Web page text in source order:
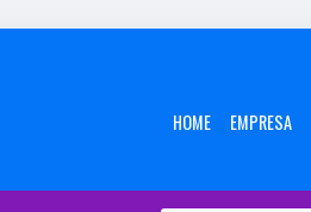
HOME EMPRESA